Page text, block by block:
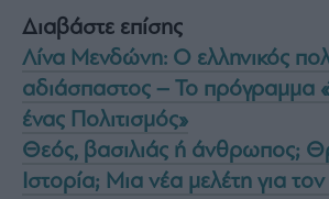
Διαβάστε επίσης
Λίνα Μενδώνη: Ο ελληνικός
αδιάσπαστος – Το πρόγραμμα
ένας Πολιτισμός»
Θεός, βασιλιάς ή άνθρωπος;
Ιστορία; Μια νέα μελέτη για